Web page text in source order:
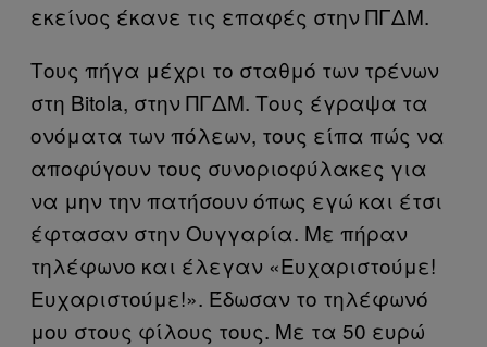
εκείνος έκανε τις επαφές στην ΠΓΔΜ.
Τους πήγα μέχρι το σταθμό των τρένων
στη Bitola, στην ΠΓΔΜ. Τους έγραψα τα
ονόματα των πόλεων, τους είπα πώς να
αποφύγουν τους συνοριοφύλακες για
να μην την πατήσουν όπως εγώ και έτσι
έφτασαν στην Ουγγαρία. Με πήραν
τηλέφωνο και έλεγαν «Ευχαριστούμε!
Ευχαριστούμε!». Έδωσαν το τηλέφωνό
μου στους φίλους τους. Με τα 50 ευρώ